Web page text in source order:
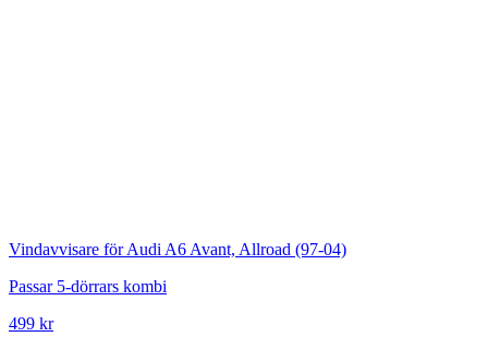
Vindavvisare för Audi A6 Avant, Allroad (97-04)
Passar 5-dörrars kombi
499 kr